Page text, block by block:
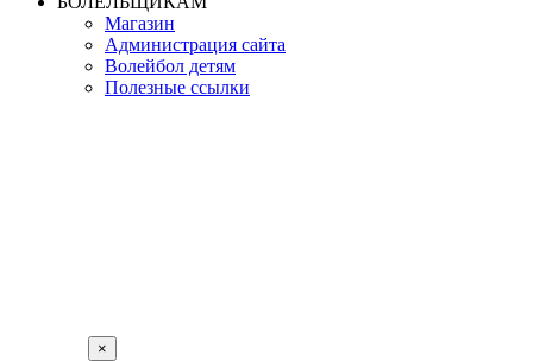
Магазин
Администрация сайта
Волейбол детям
Полезные ссылки
×